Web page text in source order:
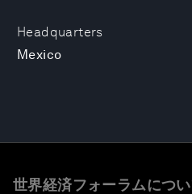
Headquarters
Mexico
世界経済フォーラムにつ